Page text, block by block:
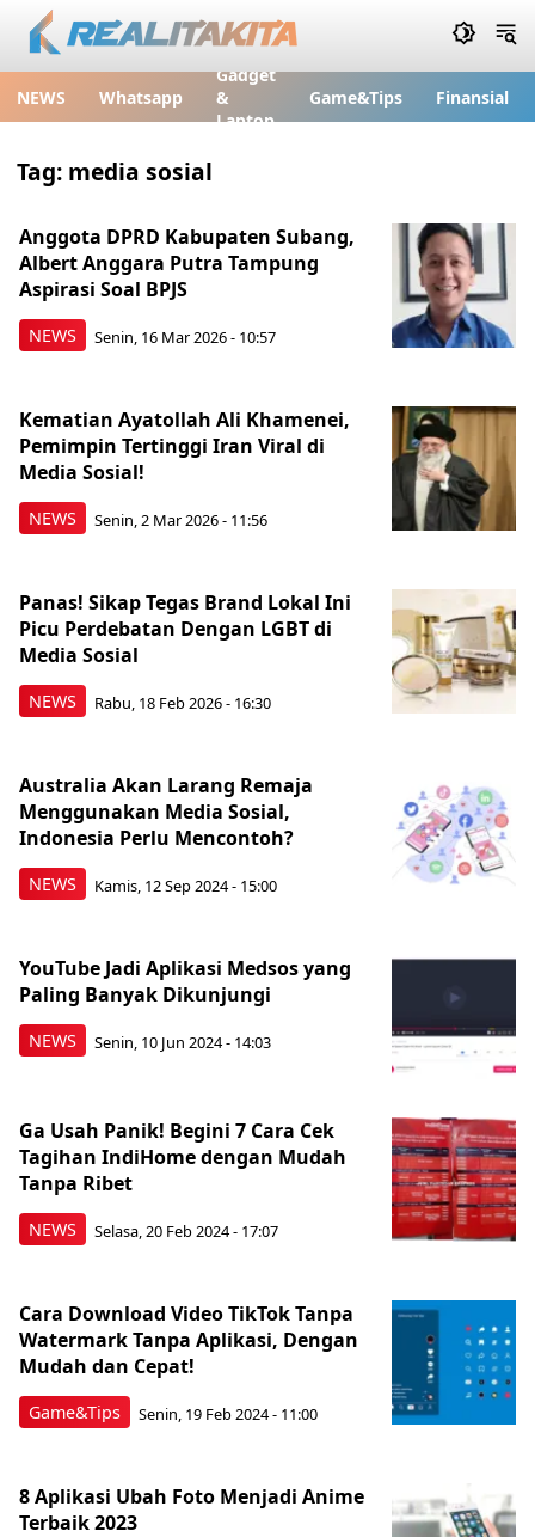
NEWS Whatsapp
Gadget
&
Laptop
Game&Tips Finansial
Tag: media sosial
NEWS
Anggota DPRD Kabupaten Subang,
Albert Anggara Putra Tampung
Aspirasi Soal BPJS
Senin, 16 Mar 2026 - 10:57
NEWS
Kematian Ayatollah Ali Khamenei,
Pemimpin Tertinggi Iran Viral di
Media Sosial!
Senin, 2 Mar 2026 - 11:56
NEWS
Panas! Sikap Tegas Brand Lokal Ini
Picu Perdebatan Dengan LGBT di
Media Sosial
Rabu, 18 Feb 2026 - 16:30
NEWS
Australia Akan Larang Remaja
Menggunakan Media Sosial,
Indonesia Perlu Mencontoh?
Kamis, 12 Sep 2024 - 15:00
NEWS
YouTube Jadi Aplikasi Medsos yang
Paling Banyak Dikunjungi
Senin, 10 Jun 2024 - 14:03
NEWS
Ga Usah Panik! Begini 7 Cara Cek
Tagihan IndiHome dengan Mudah
Tanpa Ribet
Selasa, 20 Feb 2024 - 17:07
Game&Tips
Cara Download Video TikTok Tanpa
Watermark Tanpa Aplikasi, Dengan
Mudah dan Cepat!
Senin, 19 Feb 2024 - 11:00
8 Aplikasi Ubah Foto Menjadi Anime
Terbaik 2023